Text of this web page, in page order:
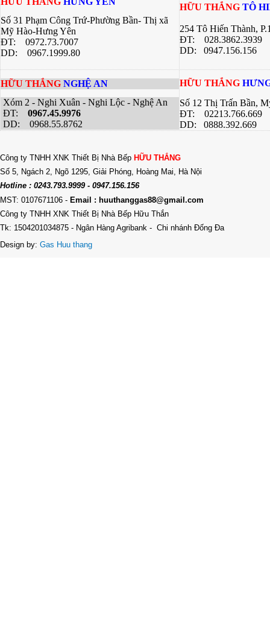
Số 31 Phạm Công Trứ-Phường Bần- Thị xã
Mỹ Hào-Hưng Yên
ĐT: 0972.73.7007
DD: 0967.1999.80
HỮU THẮNG TÔ
254 Tô Hiến Thành,
ĐT:
028.3862.3939
DD: 0947.156.156
HỮU THẮNG NGHỆ AN
Xóm 2 - Nghi Xuân - Nghi Lộc - Nghệ An
ĐT: 0967.45.9976
DD: 0968.55.8762
HỮU THẮNG
Số 12 Thị Trấn Bần,
ĐT: 02213.766.669
DD: 0888.392.669
Công ty TNHH XNK Thiết Bị Nhà Bếp HỮU THẮNG
Số 5, Ngách 2, Ngõ 1295, Giải Phóng, Hoàng Mai, Hà Nội
Hotline : 0243.793.9999 - 0947.156.156
MST: 0107671106 - Email : huuthanggas88@gmail.com
Công ty TNHH XNK Thiết Bị Nhà Bếp Hữu Thắn
Tk: 1504201034875 - Ngân Hàng Agribank - Chi nhánh Đống Đa
Design by: Gas Huu thang